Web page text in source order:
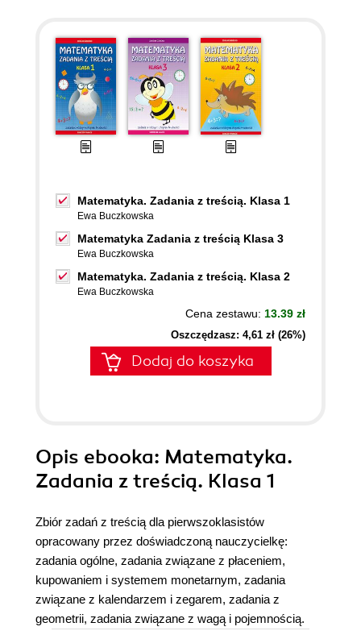
Matematyka. Zadania z treścią. Klasa 1
Ewa Buczkowska
Matematyka Zadania z treścią Klasa 3
Ewa Buczkowska
Matematyka. Zadania z treścią. Klasa 2
Ewa Buczkowska
Cena zestawu: 13.39 zł
Oszczędzasz: 4,61 zł (26%)
Dodaj do koszyka
Opis ebooka: Matematyka.
Zadania z treścią. Klasa 1
Zbiór zadań z treścią dla pierwszoklasistów
opracowany przez doświadczoną nauczycielkę:
zadania ogólne, zadania związane z płaceniem,
kupowaniem i systemem monetarnym, zadania
związane z kalendarzem i zegarem, zadania z
geometrii, zadania związane z wagą i pojemnością.